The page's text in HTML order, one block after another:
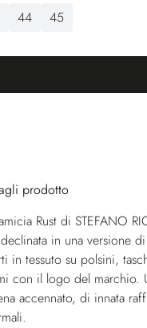
44 45
prodotto
Rust di STEFANO
in una versione
in tessuto su polsini,
con il logo del marchio.
accennato, di innata